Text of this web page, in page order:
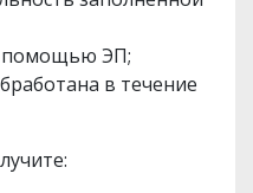
помощью ЭП;
в течение